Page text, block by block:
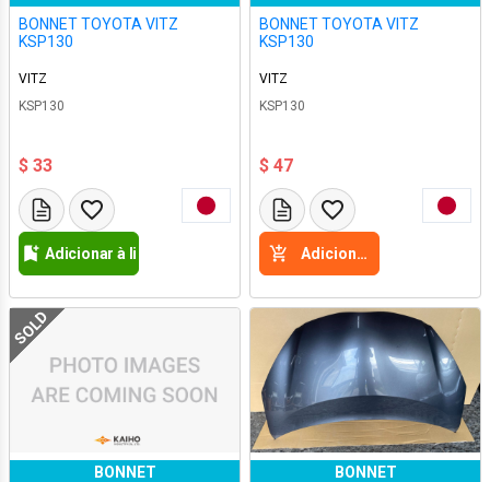
BONNET TOYOTA VITZ
KSP130
VITZ
KSP130
$ 33
Adicionar à lista de desejos
BONNET TOYOTA VITZ
KSP130
VITZ
KSP130
$ 47
Adicione a cesta
SOLD
BONNET
BONNET